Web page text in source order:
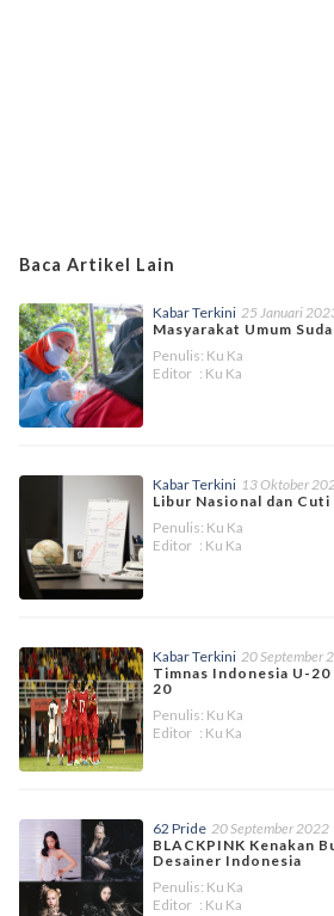
Baca Artikel Lain
Kabar Terkini 25 Januari
Masyarakat Umum
Penulis: Ku Ka
Editor : Ku Ka
Kabar Terkini 13 Oktober
Libur Nasional dan Cuti
Penulis: Ku Ka
Editor : Ku Ka
Kabar Terkini 20 September
Timnas Indonesia U-20
20
Penulis: Ku Ka
Editor : Ku Ka
62 Pride 20 September 2022
BLACKPINK Kenakan
Desainer Indonesia
Penulis: Ku Ka
Editor : Ku Ka